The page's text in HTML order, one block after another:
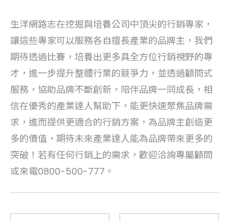
生洋網路志在挖掘與培養公司中頂尖的行銷專家，
讓這些專家可以服務各自擅長產業的品牌主，我們
期待透過比賽，培養出更多具全方位行銷視野的專
才，進一步提升整體行業的競爭力，並透過顧問式
服務，協助品牌不斷創新，陪伴品牌一同成長，相
信在優秀的產業達人幫助下，能更快速聚焦品牌需
求，進而提供更適合的行銷方案，為品牌主創造更
多的價值，期待未來產業達人能為品牌帶來更多的
突破！若有任何行銷上的需求，歡迎洽詢專屬顧問
或來電0800-500-777。